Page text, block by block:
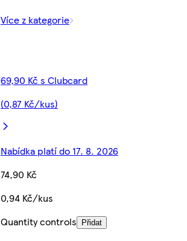
Více z kategorie
69,90 Kč s Clubcard
(0,87 Kč/kus)
Nabídka platí do 17. 8. 2026
74,90 Kč
0,94 Kč/kus
Quantity controls
Přidat